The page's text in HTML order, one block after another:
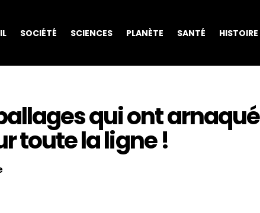
SOCIÉTÉ SCIENCES PLANÈTE SANTÉ HISTOIRE
qui ont arnaqué
toute la ligne !